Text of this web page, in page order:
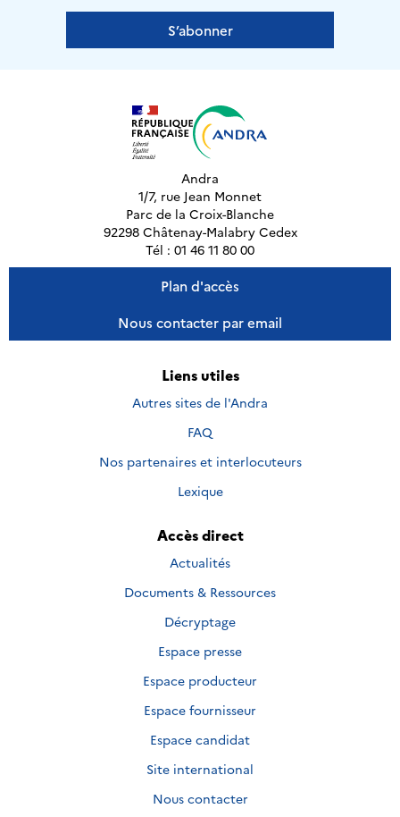
S’abonner
Andra
1/7, rue Jean Monnet
Parc de la Croix-Blanche
92298 Châtenay-Malabry Cedex
Tél : 01 46 11 80 00
Plan d'accès
Nous contacter par email
Liens utiles
Autres sites de l'Andra
FAQ
Nos partenaires et interlocuteurs
Lexique
Accès direct
Actualités
Documents & Ressources
Décryptage
Espace presse
Espace producteur
Espace fournisseur
Espace candidat
Site international
Nous contacter